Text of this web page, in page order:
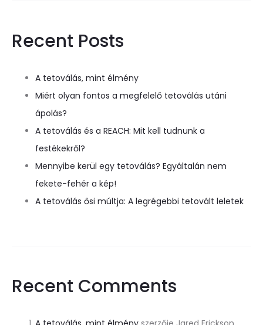
Recent Posts
A tetoválás, mint élmény
Miért olyan fontos a megfelelő tetoválás utáni
ápolás?
A tetoválás és a REACH: Mit kell tudnunk a
festékekről?
Mennyibe kerül egy tetoválás? Egyáltalán nem
fekete-fehér a kép!
A tetoválás ősi múltja: A legrégebbi tetovált leletek
Recent Comments